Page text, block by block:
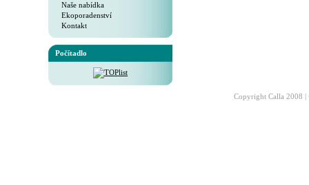
Naše nabídka
Ekoporadenství
Kontakt
Počítadlo
Copyright Calla 2008 |